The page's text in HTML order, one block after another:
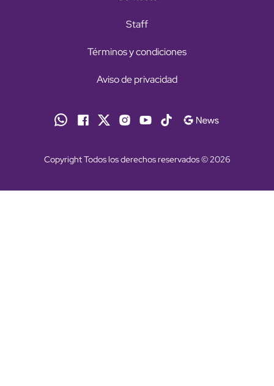
Staff
Términos y condiciones
Aviso de privacidad
Copyright Todos los derechos reservados © 2026